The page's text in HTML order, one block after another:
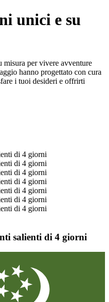
unici e su
misura per vivere avventure
hanno progettato con cura
i tuoi desideri e offrirti
salienti di 4 giorni